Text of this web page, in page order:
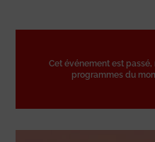
Cet événement est
programmes du